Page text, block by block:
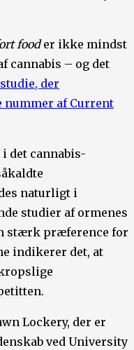
fooder ikke mindst
cannabis – og det
der
nummer af Current
det cannabis-
naturligt i
studier af ormenes
stærk præference for
indikerer det, at
Lockery, der er
ved University